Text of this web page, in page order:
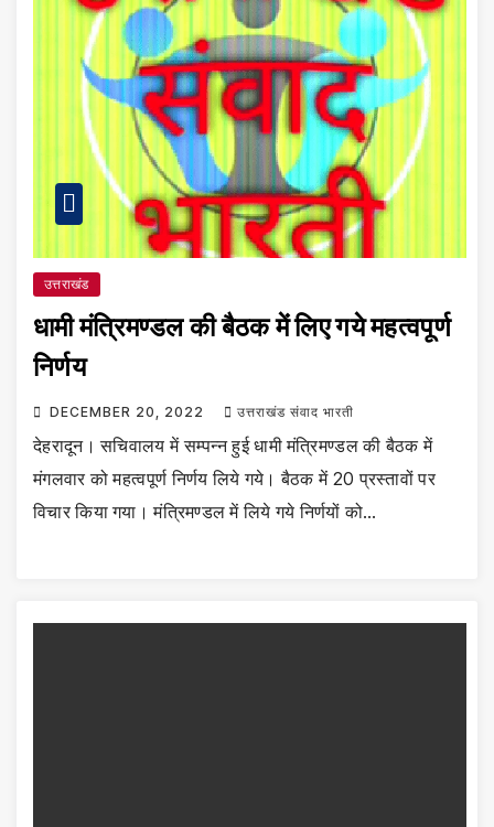
उत्तराखंड
धामी मंत्रिमण्डल की बैठक में लिए गये महत्वपूर्ण
निर्णय
DECEMBER 20, 2022 उत्तराखंड संवाद भारती
देहरादून। सचिवालय में सम्पन्न हुई धामी मंत्रिमण्डल की बैठक में
मंगलवार को महत्वपूर्ण निर्णय लिये गये। बैठक में 20 प्रस्तावों पर
विचार किया गया। मंत्रिमण्डल में लिये गये निर्णयों को…